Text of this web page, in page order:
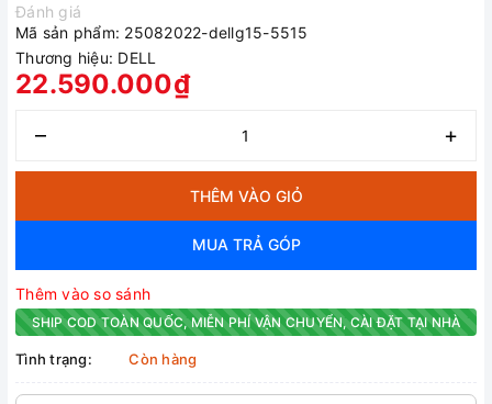
Đánh giá
Mã sản phẩm: 25082022-dellg15-5515
Thương hiệu: DELL
22.590.000₫
– +
THÊM VÀO GIỎ
MUA TRẢ GÓP
Thêm vào so sánh
SHIP COD TOÀN QUỐC, MIỄN PHÍ VẬN CHUYỂN, CÀI ĐẶT TẠI NHÀ
Tình trạng: Còn hàng